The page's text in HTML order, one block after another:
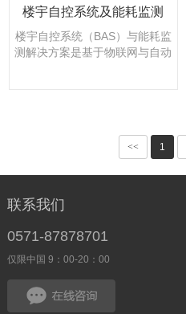
楼宇自控系统及能耗监测
楼宇自控系统（BAS）与能耗监
测解决方案是基于物联网与自动
<< 1
联系我们
0571-87878701
仅限中国 9：00-20：00